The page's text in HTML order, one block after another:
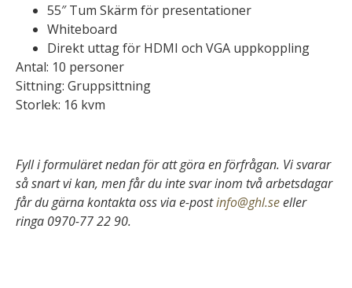
55″ Tum Skärm för presentationer
Whiteboard
Direkt uttag för HDMI och VGA uppkoppling
Antal: 10 personer
Sittning: Gruppsittning
Storlek: 16 kvm
Fyll i formuläret nedan för att göra en förfrågan. Vi svarar
så snart vi kan, men får du inte svar inom två arbetsdagar
får du gärna kontakta oss via e-postinfo@ghl.seeller
ringa 0970-77 22 90.